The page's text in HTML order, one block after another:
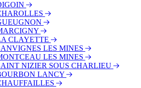
École Champ Seigneur
CLAYETTE
LES MINES
LES MINES
NIZIER SOUS CHARLIEU
LANCY